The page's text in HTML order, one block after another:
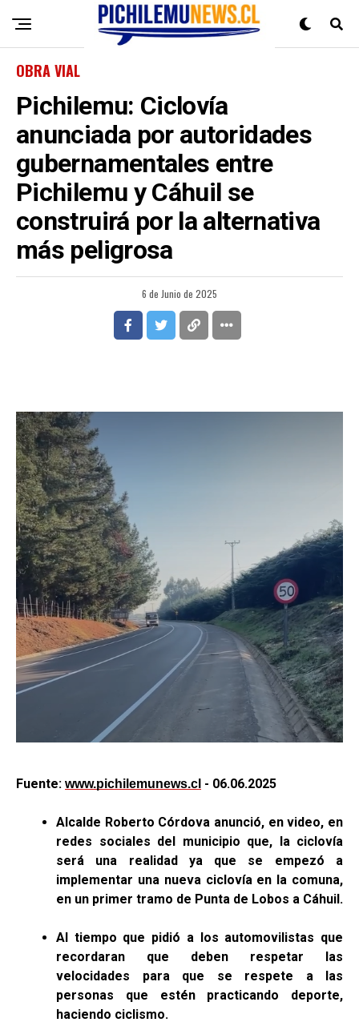
OBRA VIAL
Pichilemu: Ciclovía
anunciada por autoridades
gubernamentales entre
Pichilemu y Cáhuil se
construirá por la alternativa
más peligrosa
6 de Junio de 2025
Fuente: www.pichilemunews.cl - 06.06.2025
Alcalde Roberto Córdova anunció, en video, en
redes sociales del municipio que, la ciclovía
será una realidad ya que se empezó a
implementar una nueva ciclovía en la comuna,
en un primer tramo de Punta de Lobos a Cáhuil.
Al tiempo que pidió a los automovilistas que
recordaran que deben respetar las
velocidades para que se respete a las
personas que estén practicando deporte,
haciendo ciclismo.